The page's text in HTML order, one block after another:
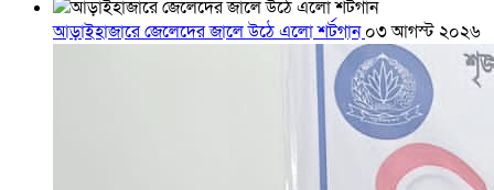
আড়াইহাজারে জেলেদের জালে উঠে এলো শর্টগান০৩ আগস্ট ২০২৬